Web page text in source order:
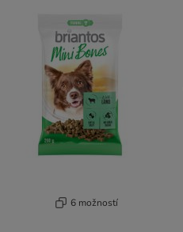
6 možností